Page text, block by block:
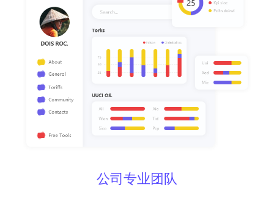
公司专业团队